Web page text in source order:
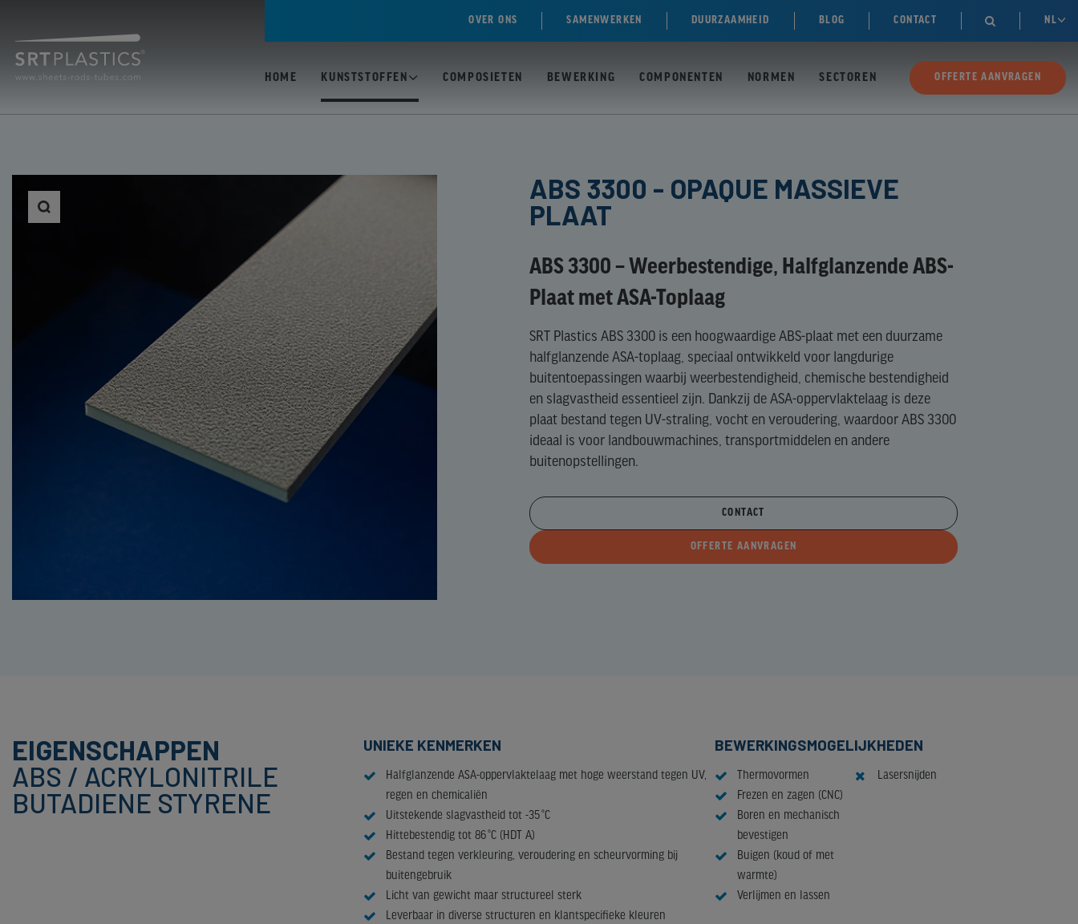
OVER ONS SAMENWERKEN DUURZAAMHEID BLOG CONTACT  NL
HOME KUNSTSTOFFEN
POLYCARBONAAT
MASSIEVE PLAAT
POLYCARBONAAT
PMMA / ACRYLAAT
(POLYMETHYLMETHACRYLAAT)
PP (POLYPROPYLENE)
PETG (POLYETHYLEEN
TEREFTALAAT GLYCOL)
ABS (ACRYLONITRIL-
BUTADIEEN-STYREEN)
HPL / VOLKERN (HIGH
PRESSURE LAMINATE)
PET
(POLYETHYLEENTEREFTALAAT)
COMPOSIETEN BEWERKING COMPONENTEN NORMEN SECTOREN OFFERTE AANVRAGEN
ABS 3300 - OPAQUE MASSIEVE
PLAAT
ABS 3300 – Weerbestendige, Halfglanzende ABS-
Plaat met ASA-Toplaag
SRT Plastics ABS 3300 is een hoogwaardige ABS-plaat met een duurzame
halfglanzende ASA-toplaag, speciaal ontwikkeld voor langdurige
buitentoepassingen waarbij weerbestendigheid, chemische bestendigheid
en slagvastheid essentieel zijn. Dankzij de ASA-oppervlaktelaag is deze
plaat bestand tegen UV-straling, vocht en veroudering, waardoor ABS 3300
ideaal is voor landbouwmachines, transportmiddelen en andere
buitenopstellingen.
CONTACT
OFFERTE AANVRAGEN
EIGENSCHAPPEN
ABS / ACRYLONITRILE
BUTADIENE STYRENE
UNIEKE KENMERKEN
Halfglanzende ASA-oppervlaktelaag met hoge weerstand tegen UV,
regen en chemicaliën
Uitstekende slagvastheid tot -35 °C
Hittebestendig tot 86 °C (HDT A)
Bestand tegen verkleuring, veroudering en scheurvorming bij
buitengebruik
Licht van gewicht maar structureel sterk
Leverbaar in diverse structuren en klantspecifieke kleuren
BEWERKINGSMOGELIJKHEDEN
Thermovormen
Frezen en zagen (CNC)
Boren en mechanisch
bevestigen
Buigen (koud of met
warmte)
Verlijmen en lassen
Lasersnijden